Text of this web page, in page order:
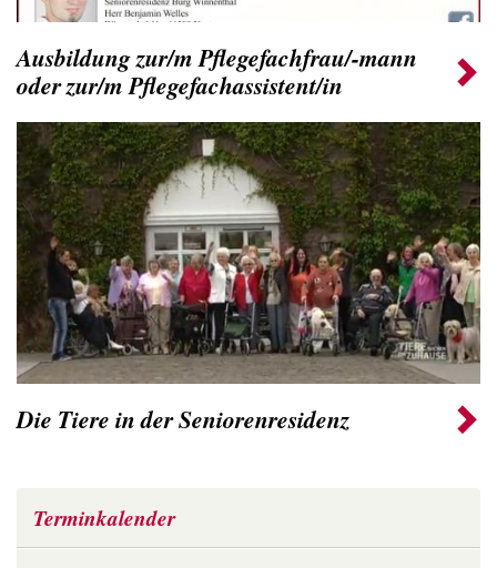
Ausbildung zur/m Pflegefachfrau/-mann
oder zur/m Pflegefachassistent/in
Die Tiere in der Seniorenresidenz
Terminkalender